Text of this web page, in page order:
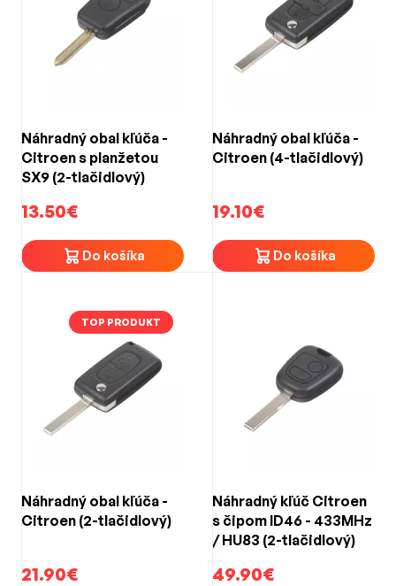
Náhradný obal kľúča -
Citroen s planžetou
SX9 (2-tlačidlový)
13.50€
Do košíka
Náhradný obal kľúča -
Citroen (4-tlačidlový)
19.10€
Do košíka
TOP PRODUKT
Náhradný obal kľúča -
Citroen (2-tlačidlový)
21.90€
Náhradný kľúč Citroen
s čipom ID46 - 433MHz
/ HU83 (2-tlačidlový)
49.90€